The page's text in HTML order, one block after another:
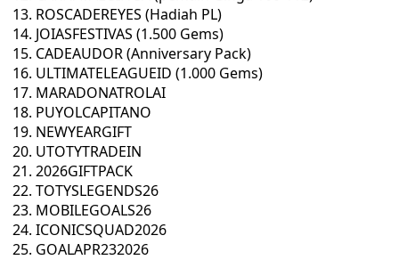
ROSCADEREYES (Hadiah PL)
JOIASFESTIVAS (1.500 Gems)
CADEAUDOR (Anniversary Pack)
ULTIMATELEAGUEID (1.000 Gems)
MARADONATROLAI
PUYOLCAPITANO
NEWYEARGIFT
UTOTYTRADEIN
2026GIFTPACK
TOTYSLEGENDS26
MOBILEGOALS26
ICONICSQUAD2026
GOALAPR232026